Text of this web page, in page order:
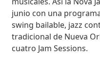
junio con una
swing bailable, jazz
tradicional de Nueva
cuatro Jam Sessions.